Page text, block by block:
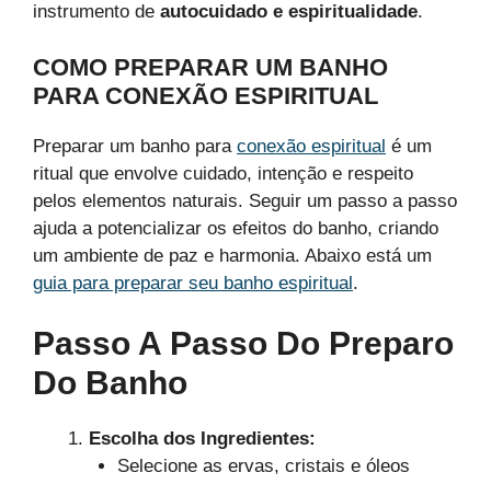
instrumento de autocuidado e espiritualidade.
COMO PREPARAR UM BANHO
PARA CONEXÃO ESPIRITUAL
Preparar um banho para conexão espiritual é um
ritual que envolve cuidado, intenção e respeito
pelos elementos naturais. Seguir um passo a passo
ajuda a potencializar os efeitos do banho, criando
um ambiente de paz e harmonia. Abaixo está um
guia para preparar seu banho espiritual.
Passo A Passo Do Preparo
Do Banho
Escolha dos Ingredientes:
Selecione as ervas, cristais e óleos